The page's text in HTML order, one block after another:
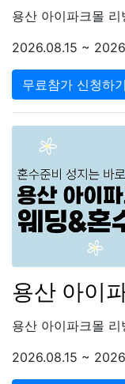
용산 아이파크몰
2026.08.15 ~
무료참가 신청하기
용산 아이
용산 아이파크몰
2026.08.15 ~